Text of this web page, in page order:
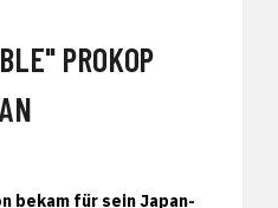
PROKOP
bekam für sein Japan-